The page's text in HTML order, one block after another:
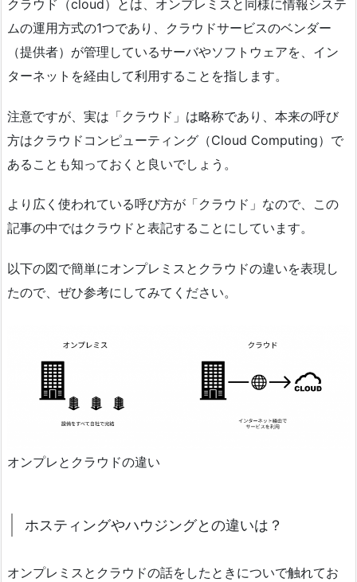
クラウド（cloud）とは、オンプレミスと同様に情報システ
ムの運用方式の1つであり、クラウドサービスのベンダー
（提供者）が管理しているサーバやソフトウェアを、イン
ターネットを経由して利用することを指します。
注意ですが、実は「クラウド」は略称であり、本来の呼び
方はクラウドコンピューティング（Cloud Computing）で
あることも知っておくと良いでしょう。
より広く使われている呼び方が「クラウド」なので、この
記事の中ではクラウドと表記することにしています。
以下の図で簡単にオンプレミスとクラウドの違いを表現し
たので、ぜひ参考にしてみてください。
オンプレとクラウドの違い
ホスティングやハウジングとの違いは？
オンプレミスとクラウドの話をしたときについで触れてお